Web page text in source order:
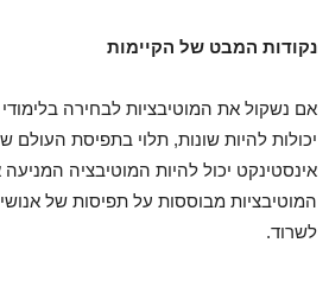
נקודות המבט של הקיימות
אם נשקול את המוטיבציות לבחירה
יכולות להיות שונות, תלוי בתפיסת העולם
אינסטינקט יכול להיות המוטיבציה
המוטיבציות מבוססות על תפיסות של
לשרוד.